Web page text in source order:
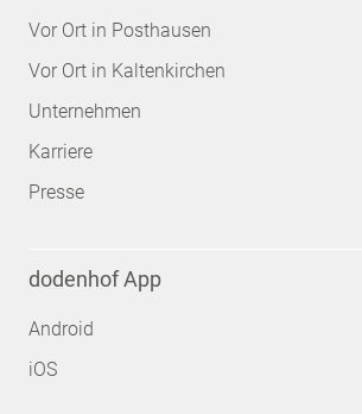
Vor Ort in Posthausen
Vor Ort in Kaltenkirchen
Unternehmen
Karriere
Presse
dodenhof App
Android
iOS